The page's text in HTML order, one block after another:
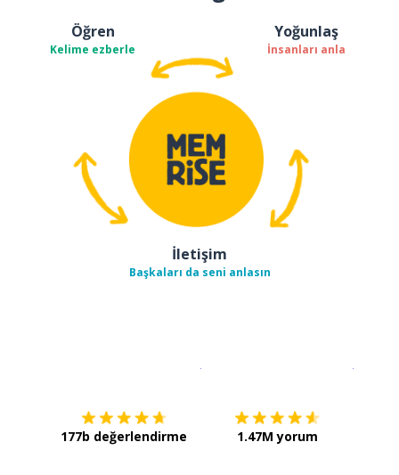
Öğren
Kelime ezberle
Yoğunlaş
İnsanları anla
İletişim
Başkaları da seni anlasın
177b değerlendirme 1.47M yorum